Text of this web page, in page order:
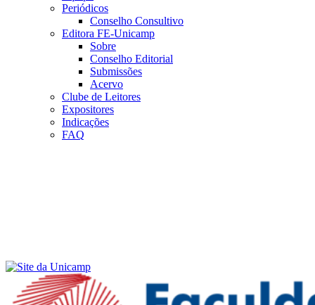
Periódicos
Conselho Consultivo
Editora FE-Unicamp
Sobre
Conselho Editorial
Submissões
Acervo
Clube de Leitores
Expositores
Indicações
FAQ